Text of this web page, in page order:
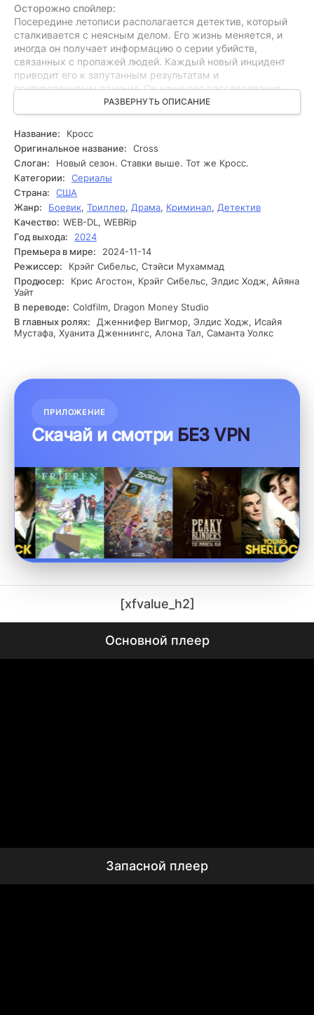
Осторожно спойлер:
Посередине летописи располагается детектив, который
сталкивается с неясным делом. Его жизнь меняется, и
иногда он получает информацию о серии убийств,
связанных с пропажей людей. Каждый новый инцидент
приводит его к запутанным результатам и
противоречивым данным. Он начинает расследование,
изучая пессимистические уголки города, где скрываются
беспросветные тайны. В процессе расследования
детектив осознаёт, что он не единственный, кто
интересуется этой историей. За ним следят, и каждый шаг
может стать решающим. Расследование накаляется, и
иногда детектив получает угрозы. На одном из допросов
он сталкивается с неожиданной уликой, которая
указывает на возможное участие влиятельных людей в
этих преступлениях. Это открытие усложняет его работу,
так как он понимает, что противостоит не только
преступникам, но и тем, кто готов на всё ради защиты
своих интересов. В напряжённой обстановке детектив
задаётся вопросом, кому он может доверять.
Неожиданно одна из улик приводит его к шокирующему
открытию, которое ставит под сомнение всю его работу и
заставляет его задуматься о личных мотивах.
РАЗВЕРНУТЬ ОПИСАНИЕ
Название:
Кросс
Оригинальное название:
Cross
Слоган:
Новый сезон. Ставки выше. Тот же Кросс.
Категории:
Сериалы
Страна:
США
Жанр:
Боевик, Триллер, Драма, Криминал, Детектив
Качество: WEB-DL, WEBRip
Год выхода:
2024
Премьера в мире:
2024-11-14
Режиссер:
Крэйг Сибельс, Стэйси Мухаммад
Продюсер:
Крис Агостон, Крэйг Сибельс, Элдис Ходж, Айяна
Уайт
В переводе: Coldfilm, Dragon Money Studio
В главных ролях:
Дженнифер Вигмор, Элдис Ходж, Исайя
Мустафа, Хуанита Дженнингс, Алона Тал, Саманта Уолкс
ПРИЛОЖЕНИЕ
Скачай и смотри БЕЗ VPN
[xfvalue_h2]
Основной плеер
Запасной плеер